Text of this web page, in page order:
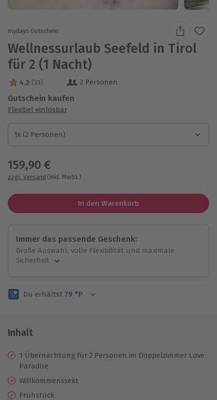
mydays Gutschein
Wellnessurlaub Seefeld in Tirol
für 2 (1 Nacht)
4.2 Sterne von 5 aus 33 Bewertungen
4.2 (33) 2 Personen
Gutschein kaufen
Flexibel einlösbar
1x (2 Personen)
1x (2 Personen)
1x (2 Personen)
159,90 €
zzgl. Versand (inkl. MwSt.)
In den Warenkorb
Immer das passende Geschenk:
Große Auswahl, volle Flexibilität und maximale
Sicherheit
Volle Flexibilität
3 Jahre gültig & verlängerbar.
Du erhältst 79 °P
Inhalt
1 Übernachtung für 2 Personen im Doppelzimmer Love
Paradise
Willkommenssekt
Frühstück